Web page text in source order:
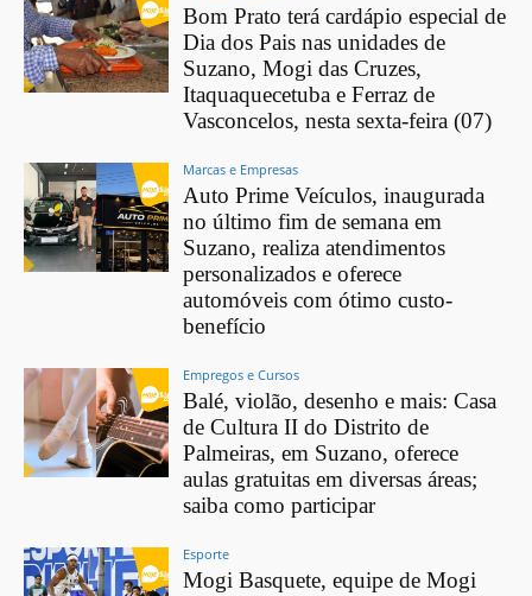
Bom Prato terá cardápio especial de
Dia dos Pais nas unidades de
Suzano, Mogi das Cruzes,
Itaquaquecetuba e Ferraz de
Vasconcelos, nesta sexta-feira (07)
Marcas e Empresas
Auto Prime Veículos, inaugurada
no último fim de semana em
Suzano, realiza atendimentos
personalizados e oferece
automóveis com ótimo custo-
benefício
Empregos e Cursos
Balé, violão, desenho e mais: Casa
de Cultura II do Distrito de
Palmeiras, em Suzano, oferece
aulas gratuitas em diversas áreas;
saiba como participar
Esporte
Mogi Basquete, equipe de Mogi